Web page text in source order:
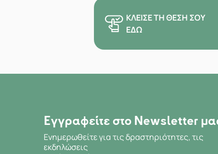
ΚΛΕΊΣΕ ΤΗ ΘΈΣΗ ΣΟΥ
ΕΔΏ
Εγγραφείτε στο Newsletter
Ενημερωθείτε για τις δραστηριότητες, τις
εκδηλώσεις